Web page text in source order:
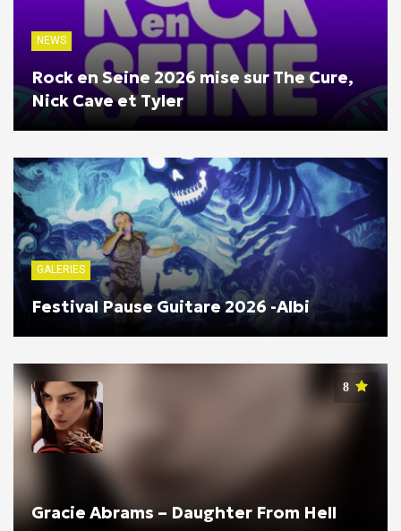
NEWS
Rock en Seine 2026 mise sur The Cure,
Nick Cave et Tyler
GALERIES
Festival Pause Guitare 2026 -Albi
8
Gracie Abrams – Daughter From Hell